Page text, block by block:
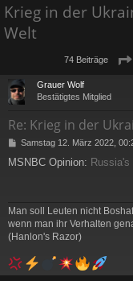
Krieg in der
Welt
74 Beiträge
Grauer Wolf
Bestätigtes Mitglied
Re: Krieg in der
B
i
g
Samstag 12. März 2022,
MSNBC Opinion:
Man soll Leuten nicht
wenn man ihr Verhalten
(Hanlon's Razor)